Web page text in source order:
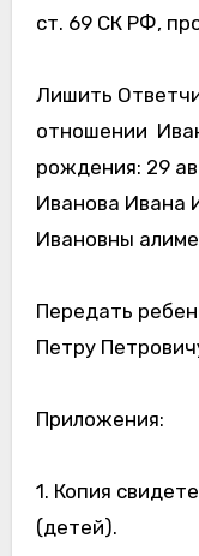
ст. 69 СК РФ,
Лишить
отношении
рождения: 29
Иванова Ивана
Ивановны
Передать
Петру
Приложения:
1. Копия
(детей).